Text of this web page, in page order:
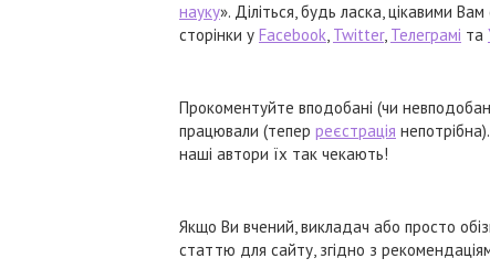
науку». Діліться, будь ласка, цікавими
сторінки у Facebook, Twitter, Телеграмі та
Прокоментуйте вподобані (чи
працювали (тепер реєстрація
наші автори їх так чекають!
Якщо Ви вчений, викладач або просто
статтю для сайту, згідно з